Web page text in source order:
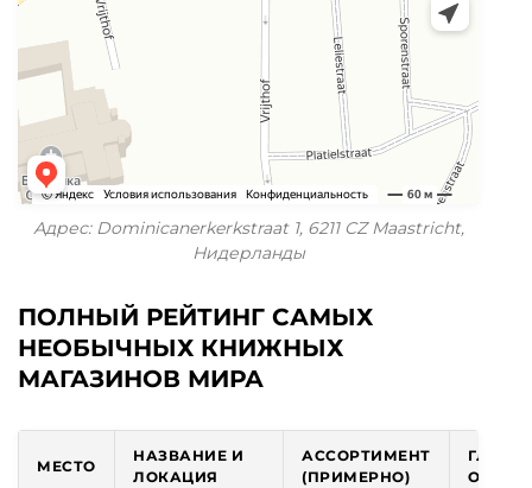
Адрес: Dominicanerkerkstraat 1, 6211 CZ Maastricht,
Нидерланды
ПОЛНЫЙ РЕЙТИНГ САМЫХ
НЕОБЫЧНЫХ КНИЖНЫХ
МАГАЗИНОВ МИРА
МЕСТО
НАЗВАНИЕ И
ЛОКАЦИЯ
АССОРТИМЕНТ
(ПРИМЕРНО)